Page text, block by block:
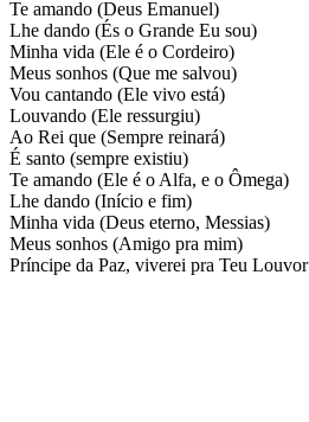
Te amando (Deus Emanuel)
Lhe dando (És o Grande Eu sou)
Minha vida (Ele é o Cordeiro)
Meus sonhos (Que me salvou)
Vou cantando (Ele vivo está)
Louvando (Ele ressurgiu)
Ao Rei que (Sempre reinará)
É santo (sempre existiu)
Te amando (Ele é o Alfa, e o Ômega)
Lhe dando (Início e fim)
Minha vida (Deus eterno, Messias)
Meus sonhos (Amigo pra mim)
Príncipe da Paz, viverei pra Teu Louvor